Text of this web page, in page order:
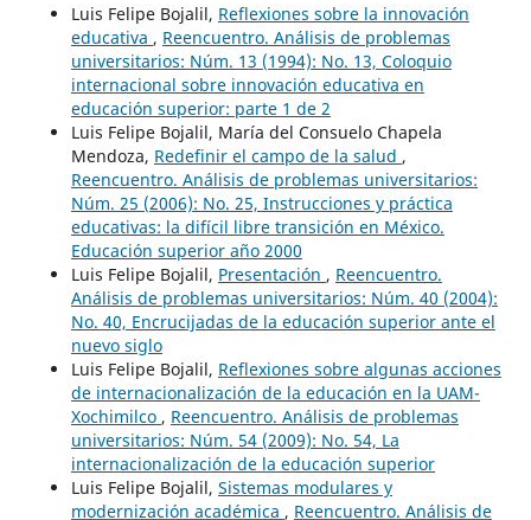
Luis Felipe Bojalil, Reflexiones sobre la innovación
educativa , Reencuentro. Análisis de problemas
universitarios: Núm. 13 (1994): No. 13, Coloquio
internacional sobre innovación educativa en
educación superior: parte 1 de 2
Luis Felipe Bojalil, María del Consuelo Chapela
Mendoza, Redefinir el campo de la salud ,
Reencuentro. Análisis de problemas universitarios:
Núm. 25 (2006): No. 25, Instrucciones y práctica
educativas: la difícil libre transición en México.
Educación superior año 2000
Luis Felipe Bojalil, Presentación , Reencuentro.
Análisis de problemas universitarios: Núm. 40 (2004):
No. 40, Encrucijadas de la educación superior ante el
nuevo siglo
Luis Felipe Bojalil, Reflexiones sobre algunas acciones
de internacionalización de la educación en la UAM-
Xochimilco , Reencuentro. Análisis de problemas
universitarios: Núm. 54 (2009): No. 54, La
internacionalización de la educación superior
Luis Felipe Bojalil, Sistemas modulares y
modernización académica , Reencuentro. Análisis de